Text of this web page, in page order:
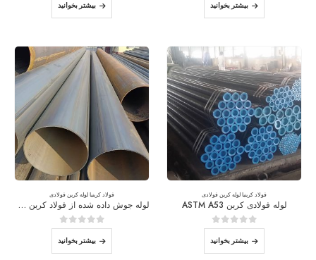
بیشتر بخوانید
بیشتر بخوانید
فولاد کربنبا لوله کربن فولادی
لوله فولادی کربن ASTM A53
0از 5
بیشتر بخوانید
فولاد کربنبا لوله کربن فولادی
لوله جوش داده شده از فولاد کربن erw
0از 5
بیشتر بخوانید